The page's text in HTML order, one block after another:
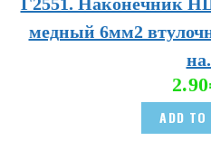
Г2551. Наконечник
медный 6мм2
2.90
ADD TO